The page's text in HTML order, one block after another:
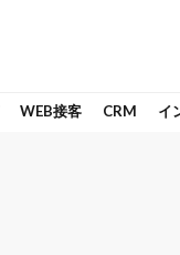
WEB接客 CRM イ